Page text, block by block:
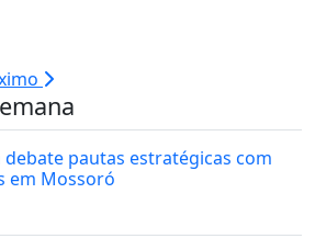
debate pautas estratégicas com
em Mossoró